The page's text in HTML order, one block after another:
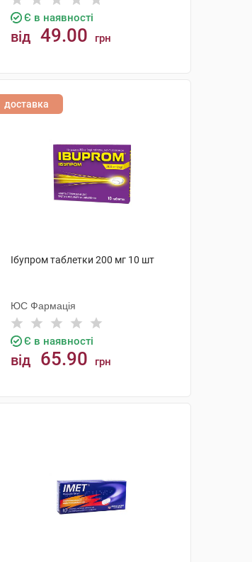
Є в наявності
від 49.00 грн
доставка
Ібупром таблетки 200 мг 10 шт
ЮС Фармація
Є в наявності
від 65.90 грн